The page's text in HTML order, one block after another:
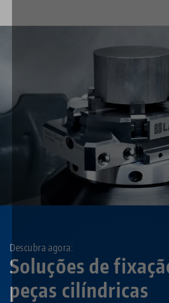
Soluções de
peças cilíndricas
Descubra agora: